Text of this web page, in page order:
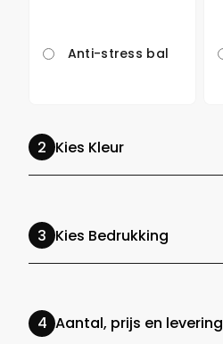
Anti-stress bal
Kies Kleur
Kies Bedrukking
Aantal, prijs en levering